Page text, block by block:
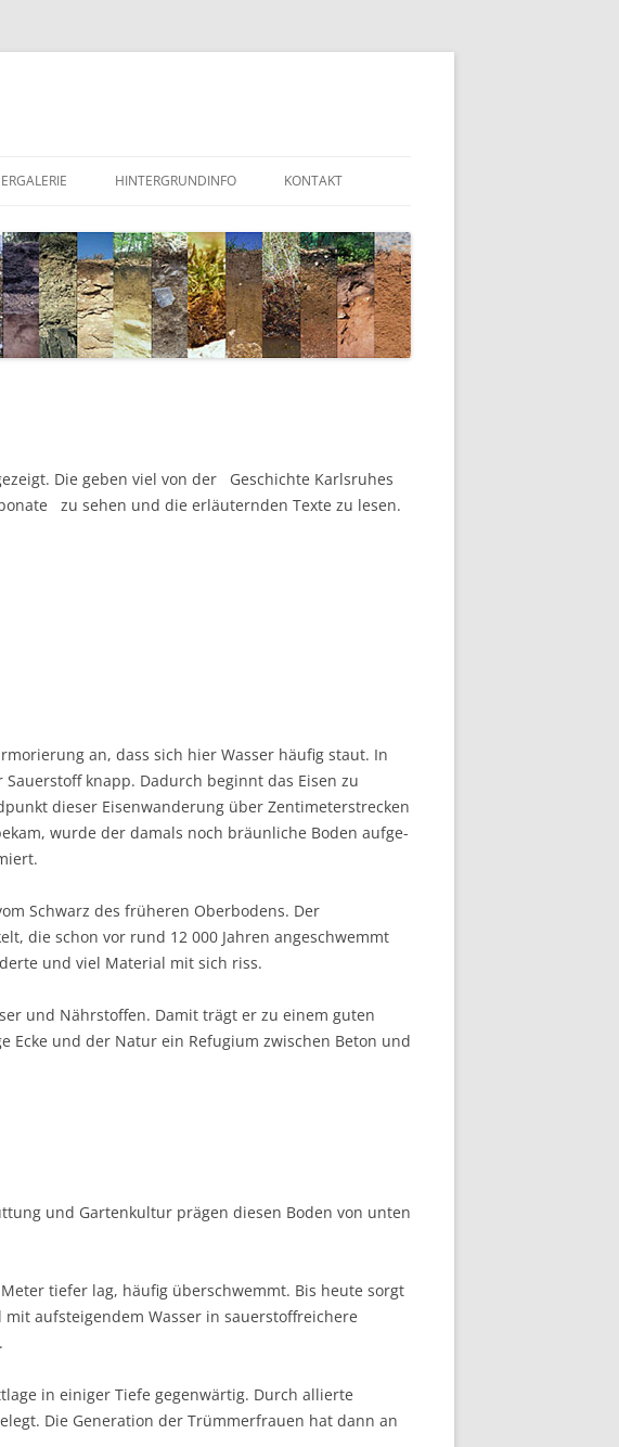
HINTERGRUNDINFO KONTAKT
Die geben viel von der Geschichte Karlsruhes
zu sehen und die erläuternden Texte zu lesen.
an, dass sich hier Wasser häufig staut. In
knapp. Dadurch beginnt das Eisen zu
dieser Eisenwanderung über Zentimeterstrecken
wurde der damals noch bräunliche Boden aufge­
Schwarz des früheren Ober­bodens. Der
die schon vor rund 12 000 Jahren angeschwemmt
und viel Material mit sich riss.
und Nährstoffen. Damit trägt er zu einem guten
und der Natur ein Refugium zwischen Beton und
und Gartenkultur prägen diesen Boden von unten
tiefer lag, häufig über­schwemmt. Bis heute sorgt
aufsteigendem Wasser in sauerstoff­reichere
in einiger Tiefe gegenwärtig. Durch allierte
Die Gene­ration der Trümmerfrauen hat dann an